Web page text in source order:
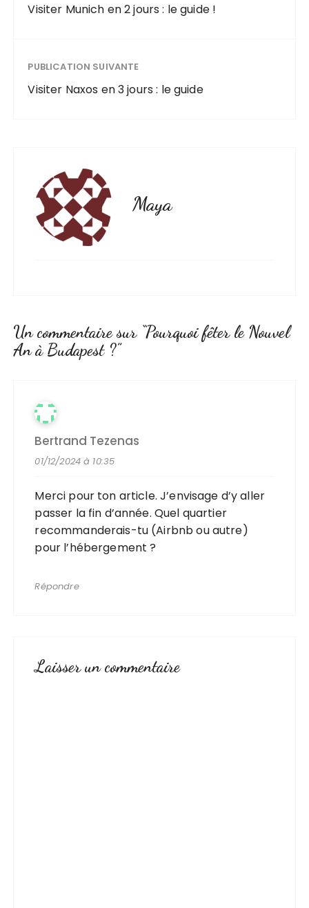
Visiter Munich en 2 jours : le guide !
PUBLICATION SUIVANTE
Visiter Naxos en 3 jours : le guide
Maya
Un commentaire sur “Pourquoi fêter le Nouvel
An à Budapest ?”
Bertrand Tezenas
01/12/2024 à 10:35
Merci pour ton article. J’envisage d’y aller
passer la fin d’année. Quel quartier
recommanderais-tu (Airbnb ou autre)
pour l’hébergement ?
Répondre
Laisser un commentaire